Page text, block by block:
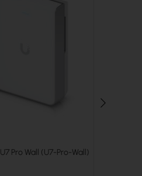
Pro Wall (U7-Pro-Wall)